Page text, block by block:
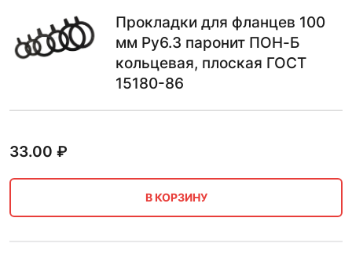
Прокладки для фланцев 100
мм Ру6.3 паронит ПОН-Б
кольцевая, плоская ГОСТ
15180-86
33.00 ₽
В КОРЗИНУ